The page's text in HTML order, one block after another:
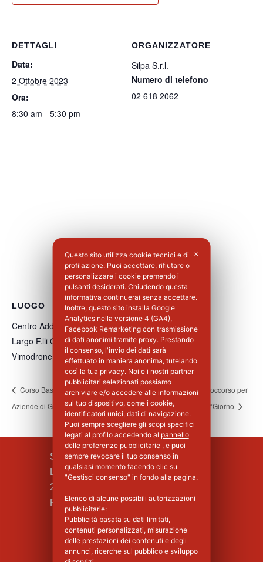
DETTAGLI
Data:
2 Ottobre 2023
Ora:
8:30 am - 5:30 pm
ORGANIZZATORE
Silpa S.r.l.
Numero di telefono
02 618 2062
LUOGO
Centro Addestramento Vimodrone
Largo F.lli Cervi, 8
Vimodrone
MI 20900 Italia + Google Maps
Corso Base di Primo Soccorso per
Aziende di Gruppo A – 1°Giorno
Corso Base di Primo Soccorso per
Aziende di Gruppo A – 2°Giorno
SILPA S.R.L.
Largo F.lli Cervi, 8
20090 Vimodrone (MI)
Piva : 02339750966 - MI 1427008
✕
Questo sito utilizza cookie tecnici e di
profilazione. Puoi accettare, rifiutare o
personalizzare i cookie premendo i
pulsanti desiderati. Chiudendo questa
informativa continuerai senza accettare.
Inoltre, questo sito installa Google
Analytics nella versione 4 (GA4),
Facebook Remarketing con trasmissione
di dati anonimi tramite proxy. Prestando
il consenso, l'invio dei dati sarà
effettuato in maniera anonima, tutelando
così la tua privacy. Noi e i nostri partner
pubblicitari selezionati possiamo
archiviare e/o accedere alle informazioni
sul tuo dispositivo, come i cookie,
identificatori unici, dati di navigazione.
Puoi sempre scegliere gli scopi specifici
legati al profilo accedendo al pannello
delle preferenze pubblicitarie, e puoi
sempre revocare il tuo consenso in
qualsiasi momento facendo clic su
"Gestisci consenso" in fondo alla pagina.
Elenco di alcune possibili autorizzazioni
pubblicitarie:
Pubblicità basata su dati limitati,
contenuti personalizzati, misurazione
delle prestazioni dei contenuti e degli
annunci, ricerche sul pubblico e sviluppo